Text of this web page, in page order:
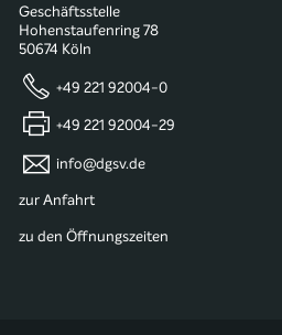
Geschäftsstelle
Hohenstaufenring 78
50674 Köln
+49 221 92004-0
+49 221 92004-29
info@dgsv.de
zur Anfahrt
zu den Öffnungszeiten